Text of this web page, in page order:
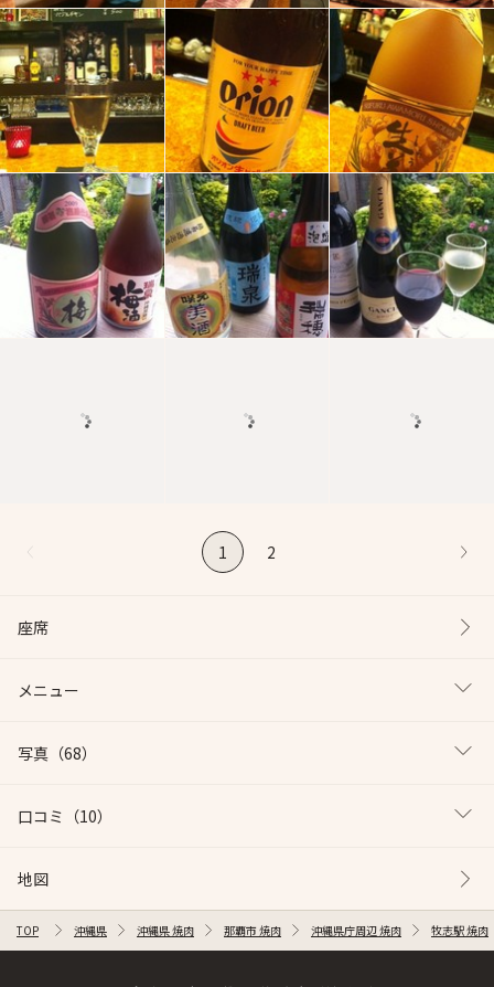
1 2
座席
メニュー
写真 （68）
口コミ （10）
地図
TOP 沖縄県 沖縄県 焼肉 那覇市 焼肉 沖縄県庁周辺 焼肉 牧志駅 焼肉